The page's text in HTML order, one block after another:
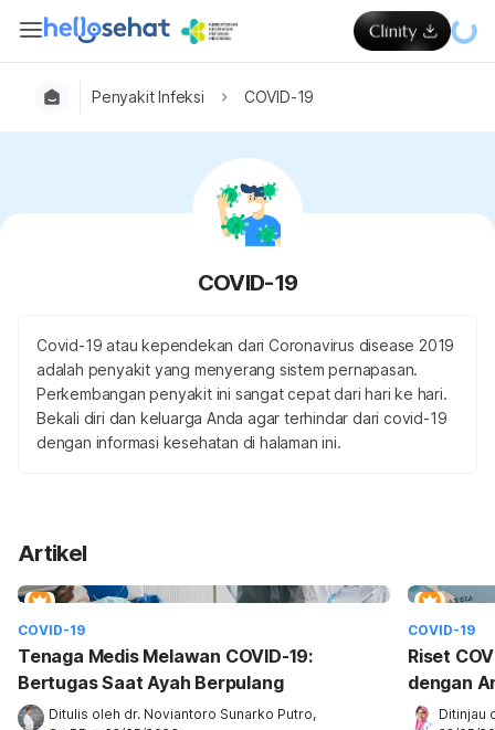
Penyakit Infeksi COVID-19
COVID-19
Covid-19 atau kependekan dari Coronavirus disease 2019
adalah penyakit yang menyerang sistem pernapasan.
Perkembangan penyakit ini sangat cepat dari hari ke hari.
Bekali diri dan keluarga Anda agar terhindar dari covid-19
dengan informasi kesehatan di halaman ini.
Artikel
COVID-19
Tenaga Medis Melawan COVID-19:
Bertugas Saat Ayah Berpulang
Ditulis oleh dr. Noviantoro Sunarko Putro,
COVID-19
Riset
dengan
Ditinjau